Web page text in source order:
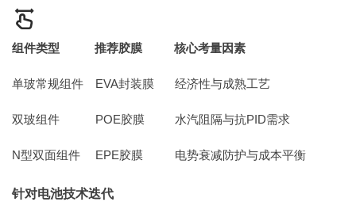
组件类型 推荐胶膜 核心考量因素
单玻常规组件 EVA封装膜 经济性与成熟工艺
双玻组件 POE胶膜 水汽阻隔与抗PID需求
N型双面组件 EPE胶膜 电势衰减防护与成本平衡
针对电池技术迭代